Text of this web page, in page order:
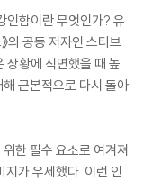
인함이란 무엇인가? 유
의 공동 저자인 스티브
상황에 직면했을 때 높
근본적으로 다시 돌아
한 필수 요소로 여겨져
가 우세했다. 이런 인